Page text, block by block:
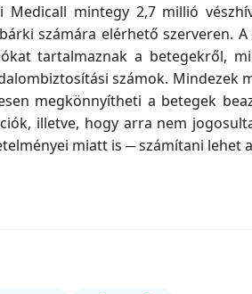
Medicall mintegy 2,7 millió
számára elérhető szerveren.
tartalmaznak a betegekről,
számok. Mindezek
megkönnyítheti a betegek
illetve, hogy arra nem
miatt is ─ számítani lehet